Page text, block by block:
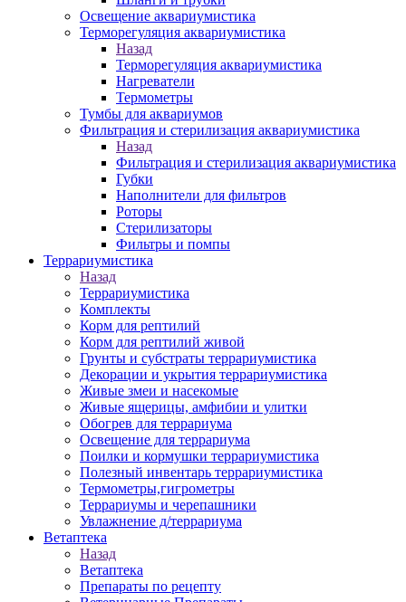
Освещение аквариумистика
Терморегуляция аквариумистика
Назад
Терморегуляция аквариумистика
Нагреватели
Термометры
Тумбы для аквариумов
Фильтрация и стерилизация аквариумистика
Назад
Фильтрация и стерилизация аквариумистика
Губки
Наполнители для фильтров
Роторы
Стерилизаторы
Фильтры и помпы
Террариумистика
Назад
Террариумистика
Комплекты
Корм для рептилий
Корм для рептилий живой
Грунты и субстраты террариумистика
Декорации и укрытия террариумистика
Живые змеи и насекомые
Живые ящерицы, амфибии и улитки
Обогрев для террариума
Освещение для террариума
Поилки и кормушки террариумистика
Полезный инвентарь террариумистика
Термометры,гигрометры
Террариумы и черепашники
Увлажнение д/террариума
Ветаптека
Назад
Ветаптека
Препараты по рецепту